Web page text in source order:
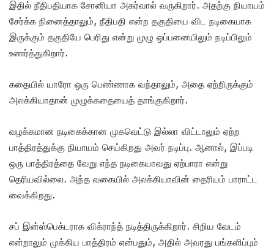
இதில் நீதிபதியாக சோனியா அகர்வால் வருகிறார். அதற்கு நியாயம்
சேர்க்க நினைத்தாலும், நீதிபதி என்ற தகுதியை விட நடிகையாக
இருக்கும் தகுதியே பெரிது என்று முழு ஒப்பனையிலும் நடிப்பிலும்
உணர்த்துகிறார்.
கதையில் யாரோ ஒரு பெண்ணாக வந்தாலும், அதை ஏற்றிருக்கும்
அலக்கியாதான் முழுக்கதையைத் தாங்குகிறார்.
வழக்கமான நடிகைக்கான முகவெட்டு இல்லா விட்டாலும் ஏற்ற
பாத்திரத்துக்கு நியாயம் செய்கிறது அவர் நடிப்பு. ஆனால், இப்படி
ஒரு பாத்திரத்தை வேறு எந்த நடிகையாவது ஏற்பாரா என்று
தெரியவில்லை. அந்த வகையில் அலக்கியாவின் தைரியம் பாராட்ட
வைக்கிறது.
சப் இன்ஸ்பெக்டராக விக்ராந்த் நடித்திருக்கிறார். சிறிய வேடம்
என்றாலும் முக்கிய பாத்திரம் என்பதும், அதில் அவரது பங்களிப்பும்